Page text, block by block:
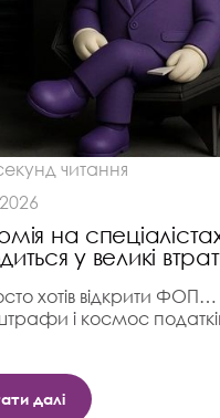
читання
на
у великі
хотів відкрити
і космос
далі